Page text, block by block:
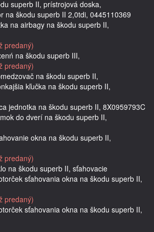
superb II, prístrojová doska,
na škodu superb II 2,0tdi, 0445110369
na airbagy na škodu superb II,
predaný)
na škodu superb III,
predaný)
na škodu superb II,
kľučka na škodu superb II,
jednotka na škodu superb II, 8X0959793C
do dverí na škodu superb II,
okna na škodu superb II,
predaný)
na škodu superb II, sťahovacie
sťahovania okna na škodu superb II,
predaný)
sťahovania okna na škodu superb II,